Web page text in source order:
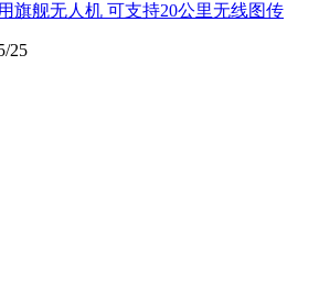
旗舰无人机 可支持20公里无线图传
25